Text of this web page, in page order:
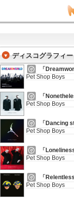
ディスコグラフィー
「
Pet Shop Boys
「
Pet Shop Boys
「Dancing
Pet Shop Boys
「
Pet Shop Boys
「
Pet Shop Boys